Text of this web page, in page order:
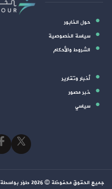
حول الخابور
سياسة الخصوصية
الشروط والأحكام
أخبار وتقارير
خبر مصور
سياسي
جميع الحقوق محفوظة ©2026طوَر بواسطة